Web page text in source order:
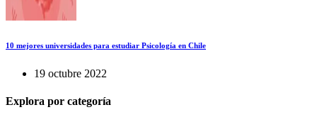
10 mejores universidades para estudiar Psicología en Chile
19 octubre 2022
Explora por categoría